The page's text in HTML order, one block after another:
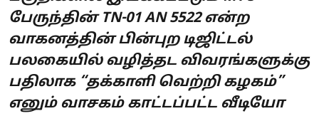
பேருந்தின் TN-01 AN 5522 என்ற
வாகனத்தின் பின்புற டிஜிட்டல்
பலகையில் வழித்தட விவரங்களுக்கு
பதிலாக “தக்காளி வெற்றி கழகம்”
எனும் வாசகம் காட்டப்பட்ட வீடியோ